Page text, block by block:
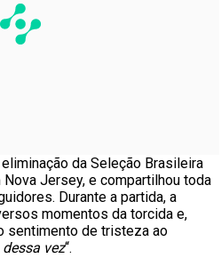
da Seleção Brasileira
Jersey, e compartilhou toda
Durante a partida, a
momentos da torcida e,
sentimento de tristeza ao
vez“.